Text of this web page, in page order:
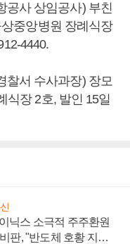
공사 상임공사) 부친
중앙병원 장례식장
4440.
찰서 수사과장) 장모
식장 2호, 발인 15일
닉스 소극적 주주환원
판, "반도체 호황 지속